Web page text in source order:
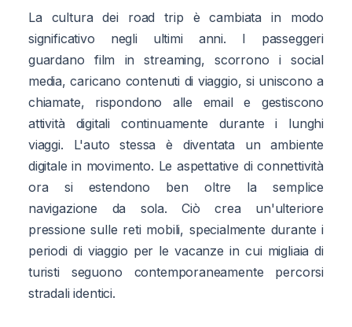
La cultura dei road trip è cambiata in modo
significativo negli ultimi anni. I passeggeri
guardano film in streaming, scorrono i social
media, caricano contenuti di viaggio, si uniscono a
chiamate, rispondono alle email e gestiscono
attività digitali continuamente durante i lunghi
viaggi. L'auto stessa è diventata un ambiente
digitale in movimento. Le aspettative di connettività
ora si estendono ben oltre la semplice
navigazione da sola. Ciò crea un'ulteriore
pressione sulle reti mobili, specialmente durante i
periodi di viaggio per le vacanze in cui migliaia di
turisti seguono contemporaneamente percorsi
stradali identici.